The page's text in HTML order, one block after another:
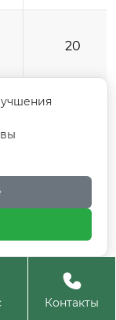
20

Контакты